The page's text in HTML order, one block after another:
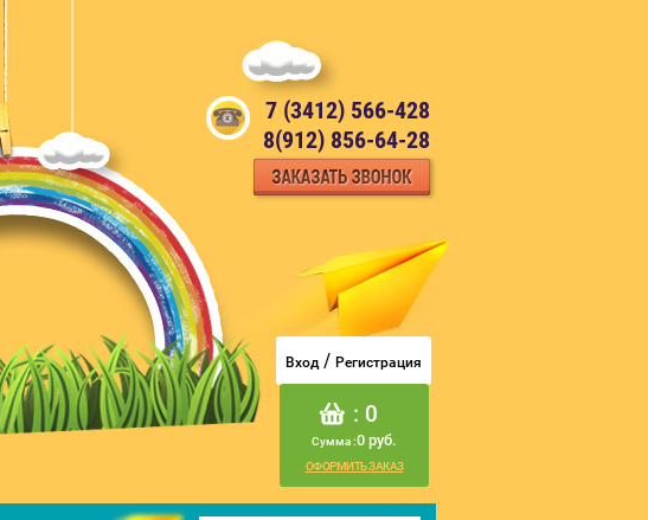
7 (3412) 566-428
8(912) 856-64-28
Вход/ Регистрация
: 0
Сумма :0 руб.
ОФОРМИТЬ ЗАКАЗ